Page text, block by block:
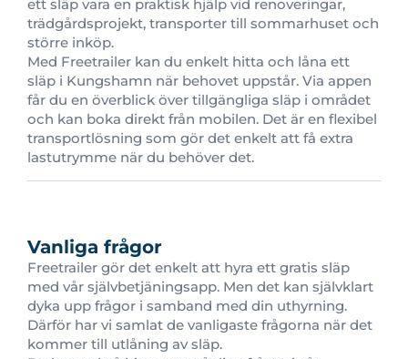
ett släp vara en praktisk hjälp vid renoveringar,
trädgårdsprojekt, transporter till sommarhuset och
större inköp.
Med Freetrailer kan du enkelt hitta och låna ett
släp i Kungshamn när behovet uppstår. Via appen
får du en överblick över tillgängliga släp i området
och kan boka direkt från mobilen. Det är en flexibel
transportlösning som gör det enkelt att få extra
lastutrymme när du behöver det.
Vanliga frågor
Freetrailer gör det enkelt att hyra ett gratis släp
med vår självbetjäningsapp. Men det kan självklart
dyka upp frågor i samband med din uthyrning.
Därför har vi samlat de vanligaste frågorna när det
kommer till utlåning av släp.